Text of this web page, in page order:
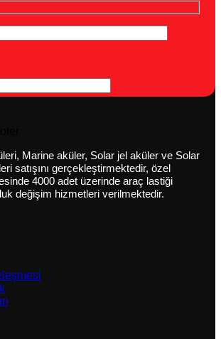
Marine aküler, Solar jel aküler ve Solar
satışını gerçekleştirmektedir, özel
4000 adet üzerinde araç lastiği
değişim hizmetleri verilmektedir.